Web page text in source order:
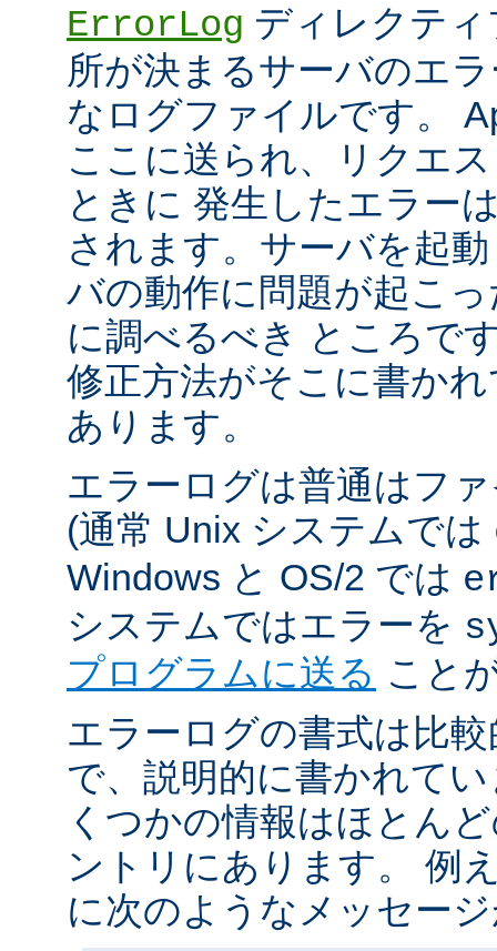
ErrorLog ディレクテ
所が決まるサーバのエ
なログファイルです。
ここに送られ、リクエ
ときに 発生したエラー
されます。サーバを起
バの動作に問題が起こ
に調べるべき ところで
修正方法がそこに書か
あります。
エラーログは普通はフ
(通常 Unix システムでは
Windows と OS/2 では
システムではエラーを
プログラムに送る こと
エラーログの書式は比
で、説明的に書かれて
くつかの情報はほとん
ントリにあります。 例
に次のようなメッセー